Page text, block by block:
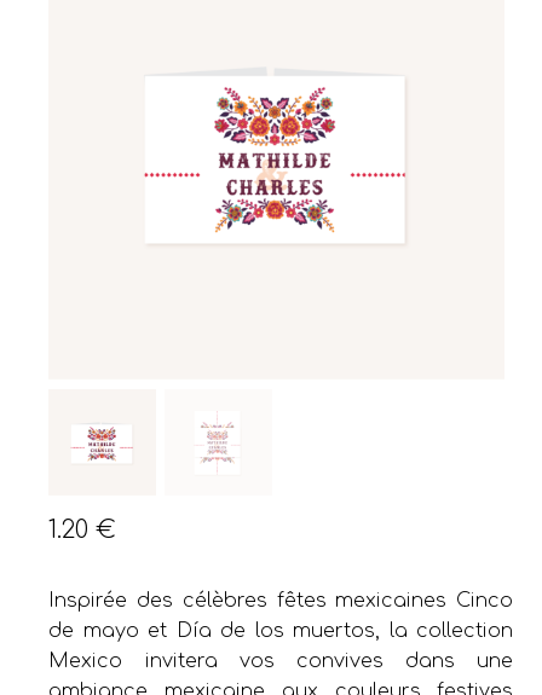
1.20€
Inspirée des célèbres fêtes mexicaines Cinco
de mayo et Día de los muertos, la collection
Mexico invitera vos convives dans une